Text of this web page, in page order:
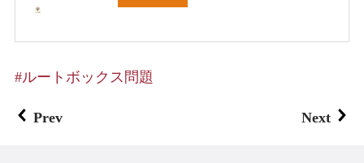
ルートボックス問題
Prev Next